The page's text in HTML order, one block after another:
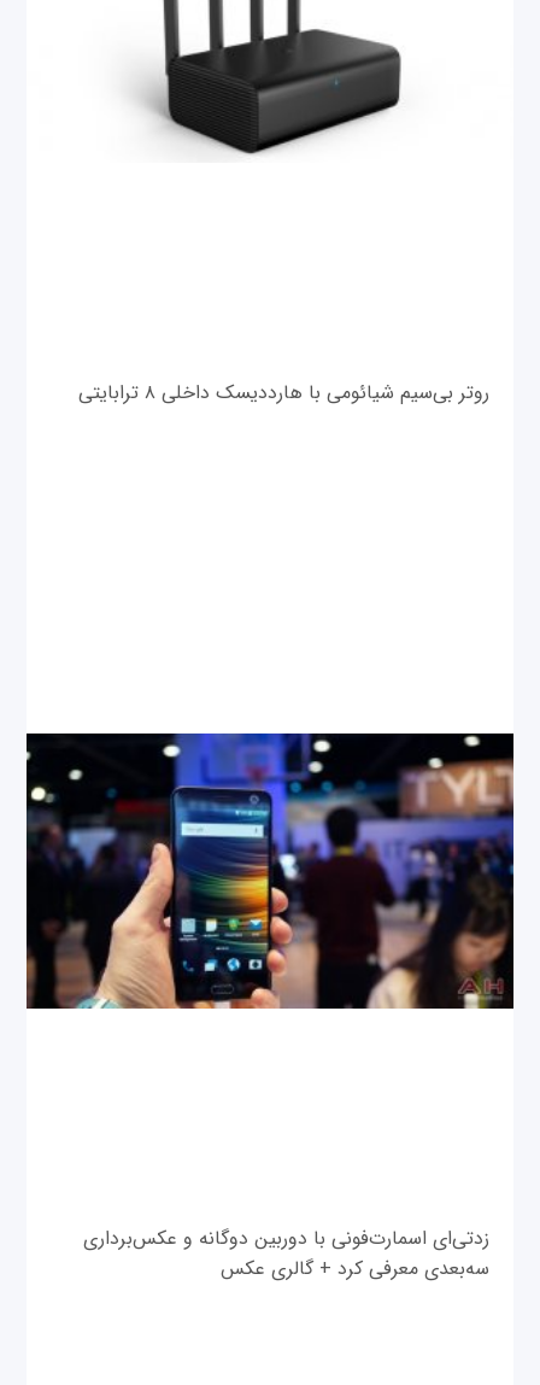
روتر بی‌سیم شیائومی با هارددیسک داخلی ۸ ترابایتی
زد‌تی‌ای اسمارت‌فونی با دوربین دوگانه و عکس‌برداری
سه‌بعدی معرفی کرد + گالری عکس